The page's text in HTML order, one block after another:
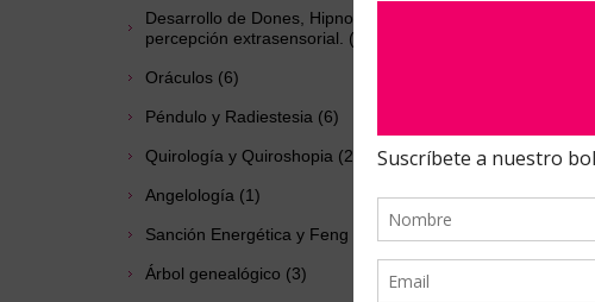
Desarrollo de Dones, Hipnosis y
percepción extrasensorial. (6)
Oráculos (6)
Péndulo y Radiestesia (6)
Quirología y Quiroshopia (2)
Angelología (1)
Sanción Energética y Feng Shui (5)
Árbol genealógico (3)